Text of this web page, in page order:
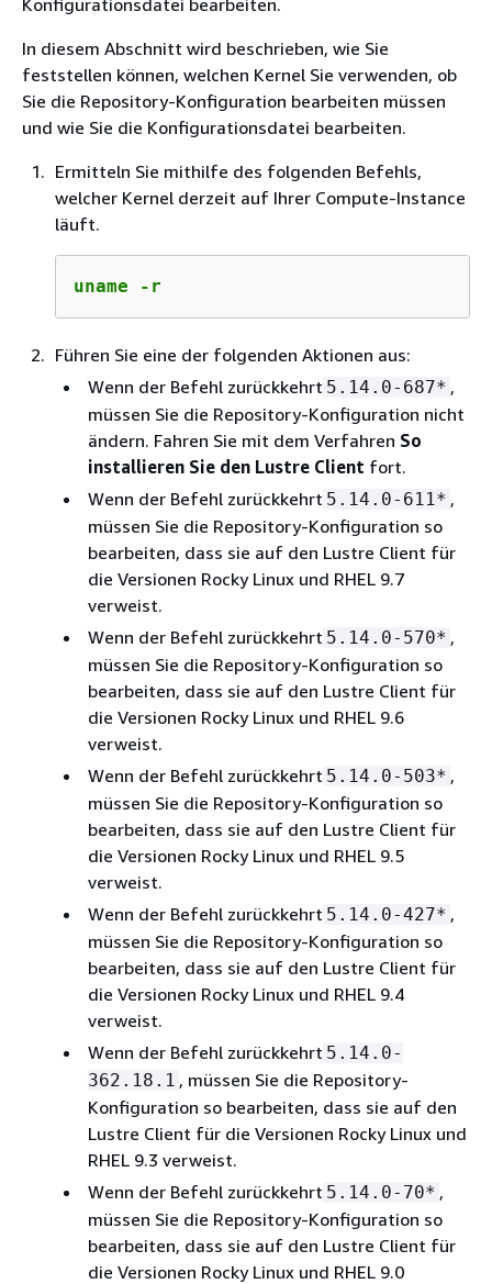
Konfigurationsdatei bearbeiten.
In diesem Abschnitt wird beschrieben, wie Sie
feststellen können, welchen Kernel Sie verwenden, ob
Sie die Repository-Konfiguration bearbeiten müssen
und wie Sie die Konfigurationsdatei bearbeiten.
Ermitteln Sie mithilfe des folgenden Befehls,
welcher Kernel derzeit auf Ihrer Compute-Instance
läuft.
uname -r
Führen Sie eine der folgenden Aktionen aus:
Wenn der Befehl zurückkehrt 5.14.0-687* ,
müssen Sie die Repository-Konfiguration nicht
ändern. Fahren Sie mit dem Verfahren So
installieren Sie den Lustre Client fort.
Wenn der Befehl zurückkehrt 5.14.0-611* ,
müssen Sie die Repository-Konfiguration so
bearbeiten, dass sie auf den Lustre Client für
die Versionen Rocky Linux und RHEL 9.7
verweist.
Wenn der Befehl zurückkehrt 5.14.0-570* ,
müssen Sie die Repository-Konfiguration so
bearbeiten, dass sie auf den Lustre Client für
die Versionen Rocky Linux und RHEL 9.6
verweist.
Wenn der Befehl zurückkehrt 5.14.0-503* ,
müssen Sie die Repository-Konfiguration so
bearbeiten, dass sie auf den Lustre Client für
die Versionen Rocky Linux und RHEL 9.5
verweist.
Wenn der Befehl zurückkehrt 5.14.0-427* ,
müssen Sie die Repository-Konfiguration so
bearbeiten, dass sie auf den Lustre Client für
die Versionen Rocky Linux und RHEL 9.4
verweist.
Wenn der Befehl zurückkehrt 5.14.0-
362.18.1 , müssen Sie die Repository-
Konfiguration so bearbeiten, dass sie auf den
Lustre Client für die Versionen Rocky Linux und
RHEL 9.3 verweist.
Wenn der Befehl zurückkehrt 5.14.0-70* ,
müssen Sie die Repository-Konfiguration so
bearbeiten, dass sie auf den Lustre Client für
die Versionen Rocky Linux und RHEL 9.0